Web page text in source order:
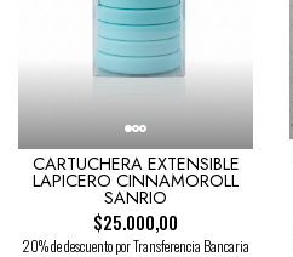
CARTUCHERA EXTENSIBLE
LAPICERO CINNAMOROLL
SANRIO
$25.000,00
20% de descuento por Transferencia Bancaria